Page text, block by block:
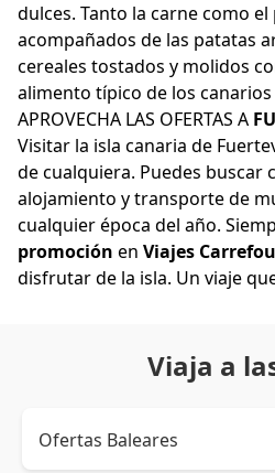
dulces. Tanto la carne como el
acompañados de las patatas
cereales tostados y molidos
alimento típico de los
APROVECHA LAS OFERTAS A
​Visitar la isla canaria de
de cualquiera. Puedes buscar
alojamiento y transporte de
cualquier época del año.
promoción en Viajes
disfrutar de la isla. Un viaje
Viaja a
Ofertas Baleares